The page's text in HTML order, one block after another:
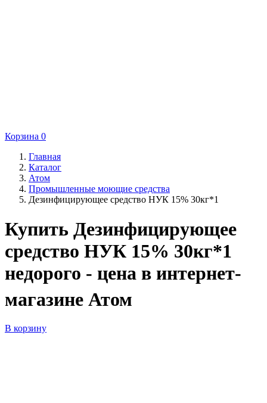
Корзина 0
Главная
Каталог
Атом
Промышленные моющие средства
Дезинфицирующее средство НУК 15% 30кг*1
Купить Дезинфицирующее
средство НУК 15% 30кг*1
недорого - цена в интернет-
магазине Атом
В корзину